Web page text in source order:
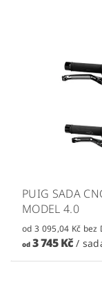
PUIG SADA
MODEL 4.0
od 3
od3 745 Kč/